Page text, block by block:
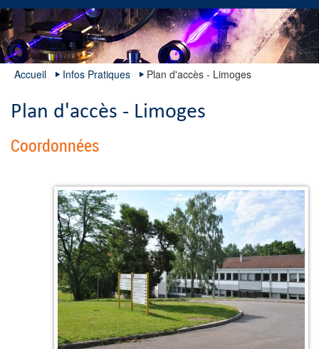
Accueil Infos Pratiques Plan d'accès - Limoges
Plan d'accès - Limoges
Coordonnées